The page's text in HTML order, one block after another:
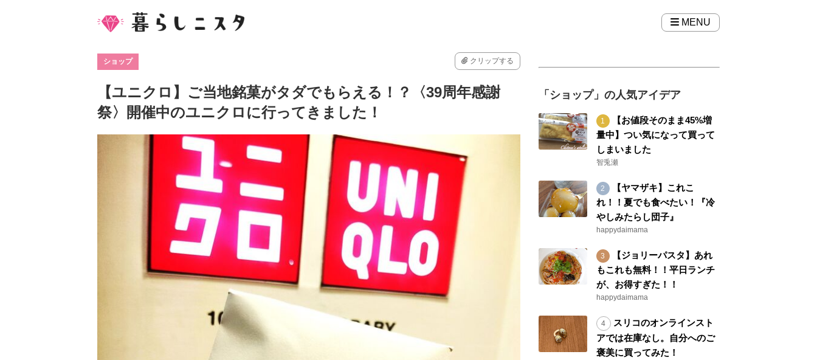
MENU
ショップ クリップする
【ユニクロ】ご当地銘菓がタダでもらえる！？〈39周年感謝
祭〉開催中のユニクロに行ってきました！
「ショップ」の人気アイデア
【お値段そのまま45%増
量中】つい気になって買って
しまいました
智兎瀬
【ヤマザキ】これこ
れ！！夏でも食べたい！『冷
やしみたらし団子』
happydaimama
【ジョリーパスタ】あれ
もこれも無料！！平日ランチ
が、お得すぎた！！
happydaimama
スリコのオンラインスト
アでは在庫なし。自分へのご
褒美に買ってみた！